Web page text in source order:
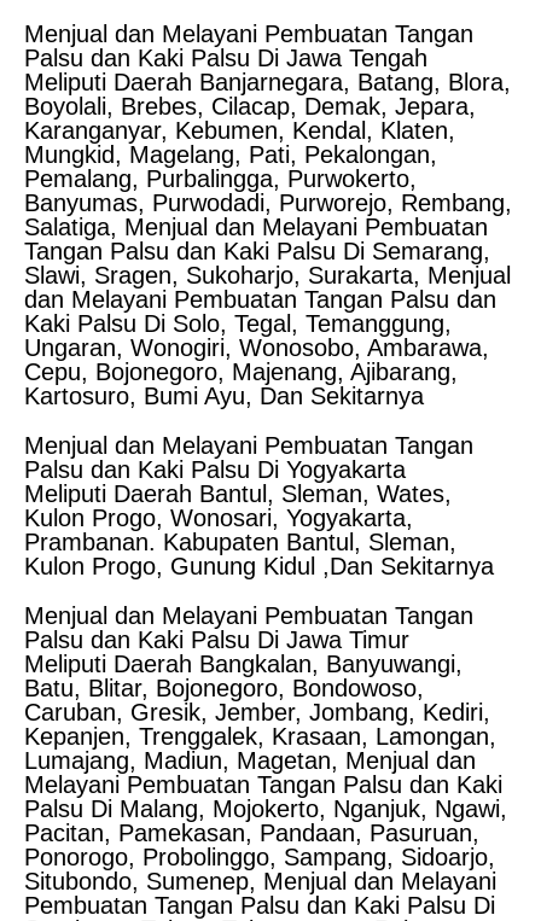
Menjual dan Melayani Pembuatan Tangan
Palsu dan Kaki Palsu Di Jawa Tengah
Meliputi Daerah Banjarnegara, Batang, Blora,
Boyolali, Brebes, Cilacap, Demak, Jepara,
Karanganyar, Kebumen, Kendal, Klaten,
Mungkid, Magelang, Pati, Pekalongan,
Pemalang, Purbalingga, Purwokerto,
Banyumas, Purwodadi, Purworejo, Rembang,
Salatiga, Menjual dan Melayani Pembuatan
Tangan Palsu dan Kaki Palsu Di Semarang,
Slawi, Sragen, Sukoharjo, Surakarta, Menjual
dan Melayani Pembuatan Tangan Palsu dan
Kaki Palsu Di Solo, Tegal, Temanggung,
Ungaran, Wonogiri, Wonosobo, Ambarawa,
Cepu, Bojonegoro, Majenang, Ajibarang,
Kartosuro, Bumi Ayu, Dan Sekitarnya
Menjual dan Melayani Pembuatan Tangan
Palsu dan Kaki Palsu Di Yogyakarta
Meliputi Daerah Bantul, Sleman, Wates,
Kulon Progo, Wonosari, Yogyakarta,
Prambanan. Kabupaten Bantul, Sleman,
Kulon Progo, Gunung Kidul ,Dan Sekitarnya
Menjual dan Melayani Pembuatan Tangan
Palsu dan Kaki Palsu Di Jawa Timur
Meliputi Daerah Bangkalan, Banyuwangi,
Batu, Blitar, Bojonegoro, Bondowoso,
Caruban, Gresik, Jember, Jombang, Kediri,
Kepanjen, Trenggalek, Krasaan, Lamongan,
Lumajang, Madiun, Magetan, Menjual dan
Melayani Pembuatan Tangan Palsu dan Kaki
Palsu Di Malang, Mojokerto, Nganjuk, Ngawi,
Pacitan, Pamekasan, Pandaan, Pasuruan,
Ponorogo, Probolinggo, Sampang, Sidoarjo,
Situbondo, Sumenep, Menjual dan Melayani
Pembuatan Tangan Palsu dan Kaki Palsu Di